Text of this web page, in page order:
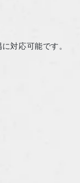
対応可能です。